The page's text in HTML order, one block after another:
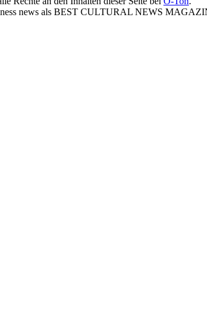
news als BEST CULTURAL NEWS